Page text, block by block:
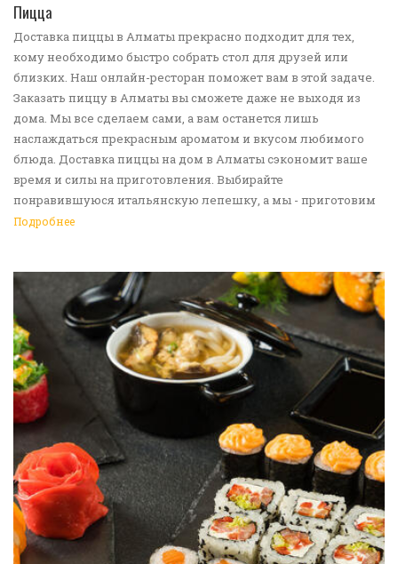
Пицца
Доставка пиццы в Алматы прекрасно подходит для тех,
кому необходимо быстро собрать стол для друзей или
близких. Наш онлайн-ресторан поможет вам в этой задаче.
Заказать пиццу в Алматы вы сможете даже не выходя из
дома. Мы все сделаем сами, а вам останется лишь
наслаждаться прекрасным ароматом и вкусом любимого
блюда. Доставка пиццы на дом в Алматы сэкономит ваше
время и силы на приготовления. Выбирайте
понравившуюся итальянскую лепешку, а мы - приготовим
ее в лучших традициях. Доставка еды в Алматы -
Подробнее